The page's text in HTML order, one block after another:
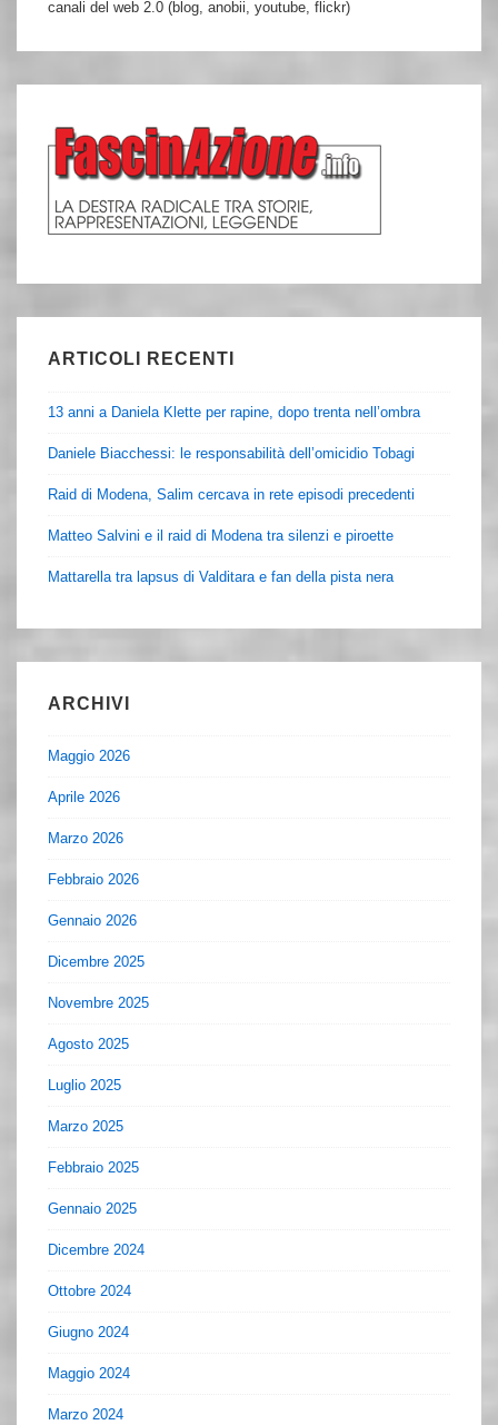
canali del web 2.0 (blog, anobii, youtube, flickr)
ARTICOLI RECENTI
13 anni a Daniela Klette per rapine, dopo trenta nell’ombra
Daniele Biacchessi: le responsabilità dell’omicidio Tobagi
Raid di Modena, Salim cercava in rete episodi precedenti
Matteo Salvini e il raid di Modena tra silenzi e piroette
Mattarella tra lapsus di Valditara e fan della pista nera
ARCHIVI
Maggio 2026
Aprile 2026
Marzo 2026
Febbraio 2026
Gennaio 2026
Dicembre 2025
Novembre 2025
Agosto 2025
Luglio 2025
Marzo 2025
Febbraio 2025
Gennaio 2025
Dicembre 2024
Ottobre 2024
Giugno 2024
Maggio 2024
Marzo 2024